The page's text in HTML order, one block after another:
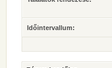
Időintervallum: